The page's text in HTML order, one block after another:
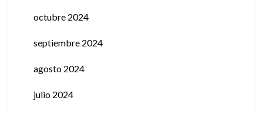
octubre 2024
septiembre 2024
agosto 2024
julio 2024